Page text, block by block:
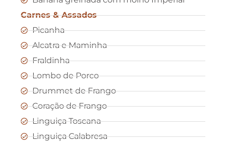
Carnes & Assados
Picanha
Alcatra e Maminha
Fraldinha
Lombo de Porco
Drummet de Frango
Coração de Frango
Linguiça Toscana
Linguiça Calabresa